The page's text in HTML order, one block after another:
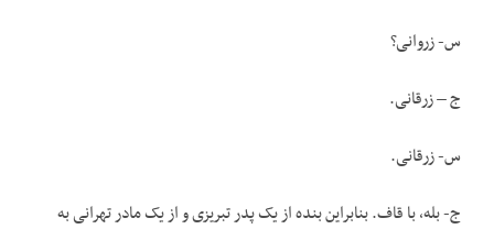
س- زروانی؟
ج – زرقانی.
س- زرقانی.
ج- بله، با قاف. بنابراین بنده از یک پدر تبریزی و از یک مادر تهرانی به